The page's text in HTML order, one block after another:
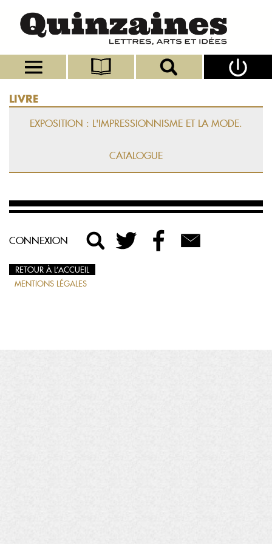
LIVRE
EXPOSITION : L'IMPRESSIONNISME ET LA MODE.
CATALOGUE
CONNEXION
RETOUR À L’ACCUEIL
MENTIONS LÉGALES